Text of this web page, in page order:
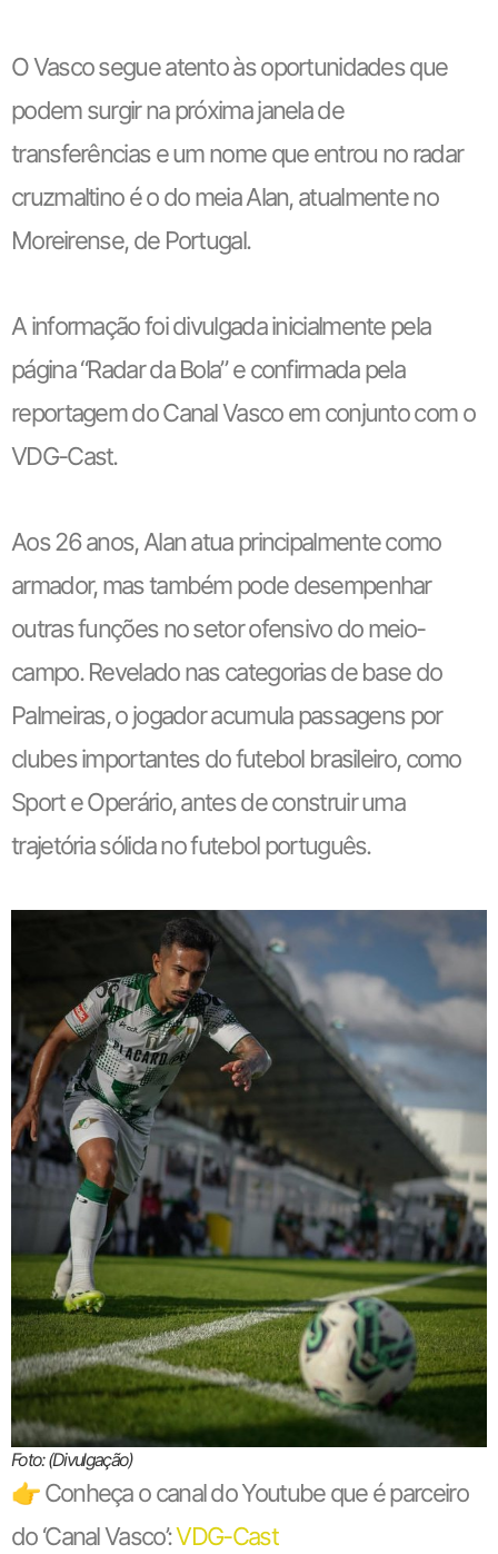
O Vasco segue atento às oportunidades que
podem surgir na próxima janela de
transferências e um nome que entrou no radar
cruzmaltino é o do meia Alan, atualmente no
Moreirense, de Portugal.
A informação foi divulgada inicialmente pela
página “Radar da Bola” e confirmada pela
reportagem do Canal Vasco em conjunto com o
VDG-Cast.
Aos 26 anos, Alan atua principalmente como
armador, mas também pode desempenhar
outras funções no setor ofensivo do meio-
campo. Revelado nas categorias de base do
Palmeiras, o jogador acumula passagens por
clubes importantes do futebol brasileiro, como
Sport e Operário, antes de construir uma
trajetória sólida no futebol português.
Foto: (Divulgação)
👉 Conheça o canal do Youtube que é parceiro
do ‘Canal Vasco’:VDG-Cast